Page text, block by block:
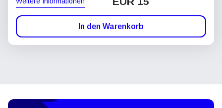
In den Warenkorb